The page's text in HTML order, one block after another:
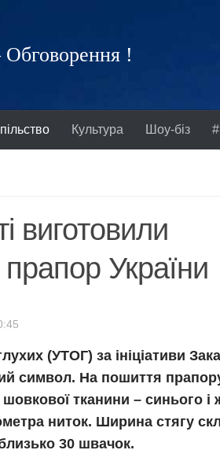
!
Культура Шоу-біз
виготовили
України
(УТОГ) за ініціативи
символ. На пошиття
тканини – синього і
ниток. Ширина стягу
30 швачок.